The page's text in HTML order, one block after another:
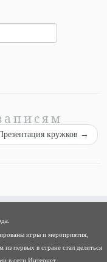
кружков →
игры и мероприятия,
первых в стране стал делиться
в сети Интернет.